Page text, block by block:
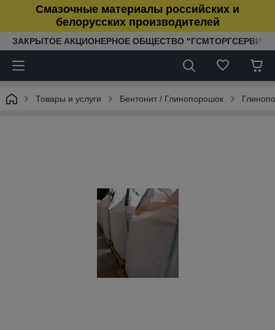
Смазочные материалы российских и
белорусских производителей
ЗАКРЫТОЕ АКЦИОНЕРНОЕ ОБЩЕСТВО "ГСМТОРГСЕРВИС"
Товары и услуги Бентонит / Глинопорошок